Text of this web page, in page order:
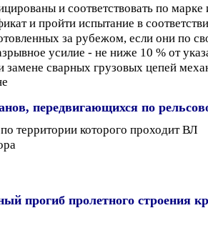
и соответствовать по
и пройти испытание в
за рубежом, если они по
усилие - не ниже 10 % от
замене сварных грузовых цепей
передвигающихся по
территории которого проходит ВЛ
прогиб пролетного строения